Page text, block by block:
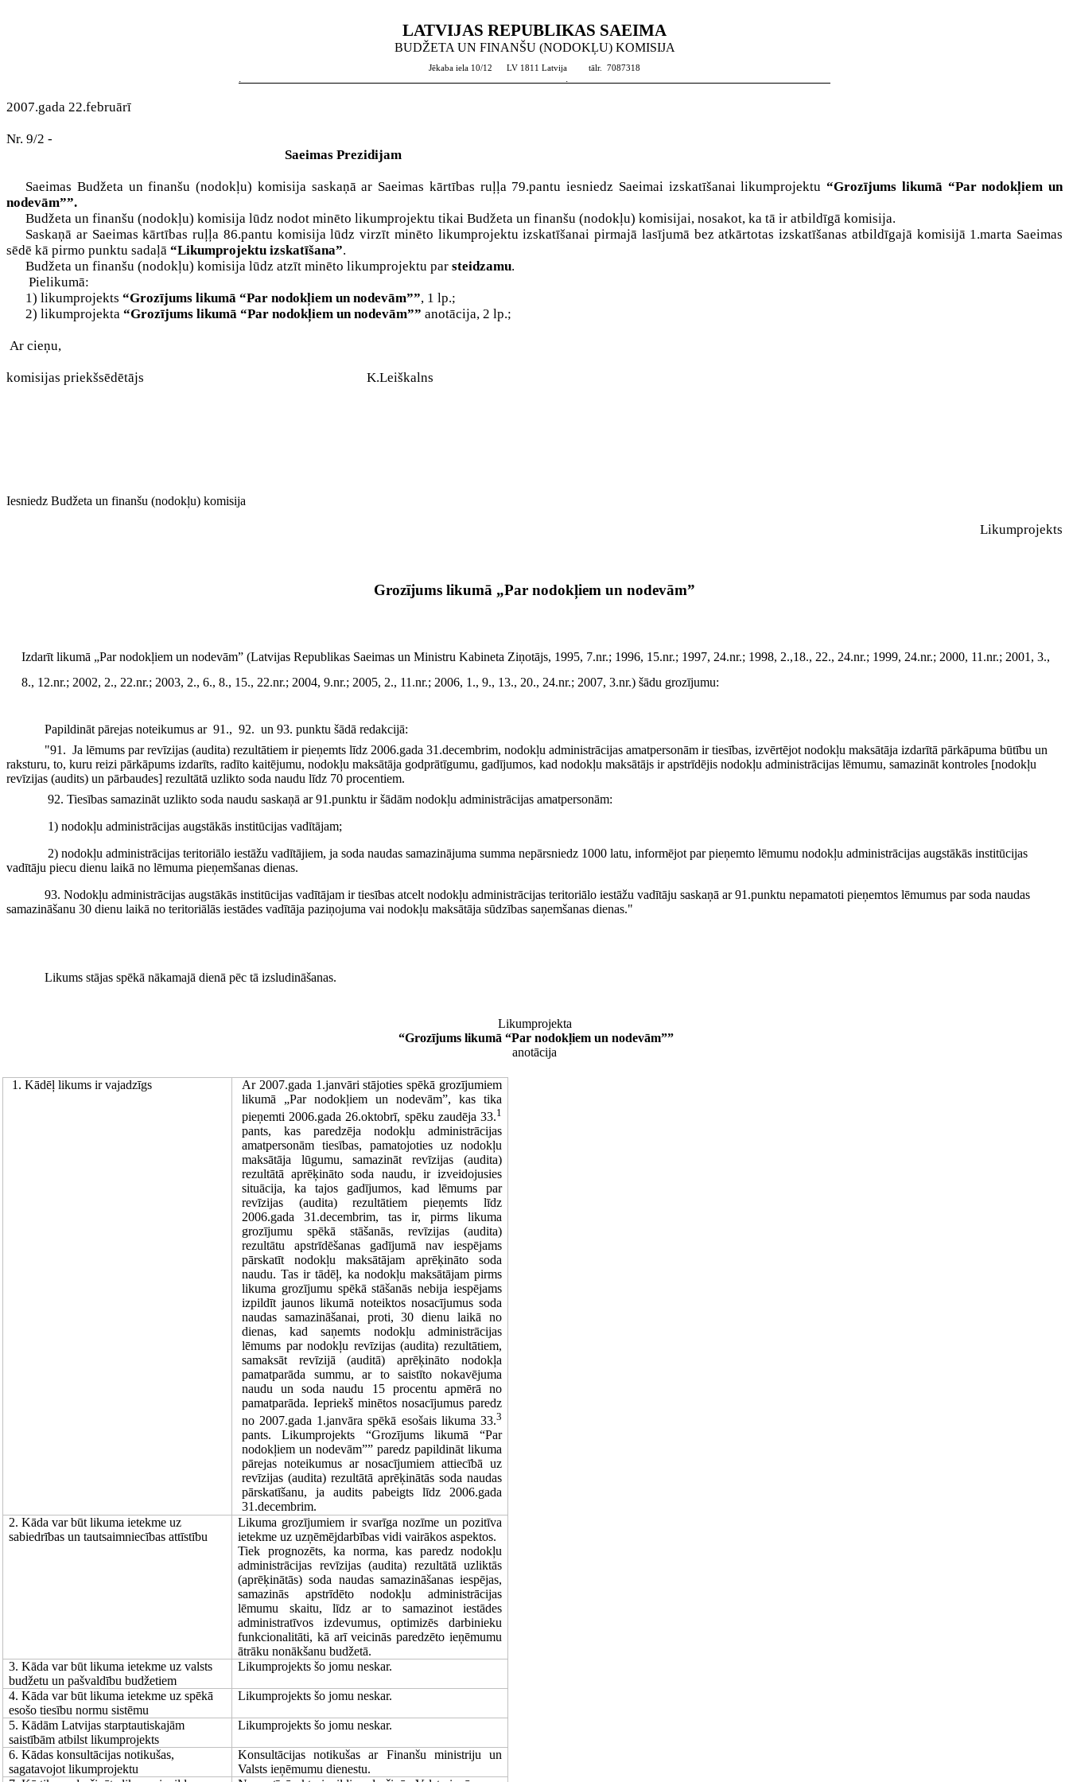
LATVIJAS REPUBLIKAS SAEIMA
BUDŽETA UN FINANŠU (NODOKĻU) KOMISIJA
Jēkaba iela 10/12 LV 1811 Latvija tālr. 7087318
. .
2007.gada 22.februārī
Nr. 9/2 -
Saeimas Prezidijam
Saeimas Budžeta un finanšu (nodokļu) komisija saskaņā ar Saeimas kārtības ruļļa 79.pantu iesniedz Saeimai izskatīšanai likumprojektu “Grozījums likumā “Par nodokļiem un
nodevām””.
Budžeta un finanšu (nodokļu) komisija lūdz nodot minēto likumprojektu tikai Budžeta un finanšu (nodokļu) komisijai, nosakot, ka tā ir atbildīgā komisija.
Saskaņā ar Saeimas kārtības ruļļa 86.pantu komisija lūdz virzīt minēto likumprojektu izskatīšanai pirmajā lasījumā bez atkārtotas izskatīšanas atbildīgajā komisijā 1.marta Saeimas
sēdē kā pirmo punktu sadaļā “Likumprojektu izskatīšana”.
Budžeta un finanšu (nodokļu) komisija lūdz atzīt minēto likumprojektu par steidzamu.
Pielikumā:
1) likumprojekts “Grozījums likumā “Par nodokļiem un nodevām””, 1 lp.;
2) likumprojekta “Grozījums likumā “Par nodokļiem un nodevām”” anotācija, 2 lp.;
Ar cieņu,
komisijas priekšsēdētājs K.Leiškalns
Iesniedz Budžeta un finanšu (nodokļu) komisija
Likumprojekts
Grozījums likumā „Par nodokļiem un nodevām”
Izdarīt likumā „Par nodokļiem un nodevām” (Latvijas Republikas Saeimas un Ministru Kabineta Ziņotājs, 1995, 7.nr.; 1996, 15.nr.; 1997, 24.nr.; 1998, 2.,18., 22., 24.nr.; 1999, 24.nr.; 2000, 11.nr.; 2001, 3.,
8., 12.nr.; 2002, 2., 22.nr.; 2003, 2., 6., 8., 15., 22.nr.; 2004, 9.nr.; 2005, 2., 11.nr.; 2006, 1., 9., 13., 20., 24.nr.; 2007, 3.nr.) šādu grozījumu:
Papildināt pārejas noteikumus ar 91., 92. un 93. punktu šādā redakcijā:
"91. Ja lēmums par revīzijas (audita) rezultātiem ir pieņemts līdz 2006.gada 31.decembrim, nodokļu administrācijas amatpersonām ir tiesības, izvērtējot nodokļu maksātāja izdarītā pārkāpuma būtību un
raksturu, to, kuru reizi pārkāpums izdarīts, radīto kaitējumu, nodokļu maksātāja godprātīgumu, gadījumos, kad nodokļu maksātājs ir apstrīdējis nodokļu administrācijas lēmumu, samazināt kontroles [nodokļu
revīzijas (audits) un pārbaudes] rezultātā uzlikto soda naudu līdz 70 procentiem.
92. Tiesības samazināt uzlikto soda naudu saskaņā ar 91.punktu ir šādām nodokļu administrācijas amatpersonām:
1) nodokļu administrācijas augstākās institūcijas vadītājam;
2) nodokļu administrācijas teritoriālo iestāžu vadītājiem, ja soda naudas samazinājuma summa nepārsniedz 1000 latu, informējot par pieņemto lēmumu nodokļu administrācijas augstākās institūcijas
vadītāju piecu dienu laikā no lēmuma pieņemšanas dienas.
93. Nodokļu administrācijas augstākās institūcijas vadītājam ir tiesības atcelt nodokļu administrācijas teritoriālo iestāžu vadītāju saskaņā ar 91.punktu nepamatoti pieņemtos lēmumus par soda naudas
samazināšanu 30 dienu laikā no teritoriālās iestādes vadītāja paziņojuma vai nodokļu maksātāja sūdzības saņemšanas dienas."
Likums stājas spēkā nākamajā dienā pēc tā izsludināšanas.
Likumprojekta
“Grozījums likumā “Par nodokļiem un nodevām””
anotācija
1. Kādēļ likums ir vajadzīgs
Ar 2007.gada 1.janvāri stājoties spēkā grozījumiem
likumā „Par nodokļiem un nodevām”, kas tika
pieņemti 2006.gada 26.oktobrī, spēku zaudēja 33.1
pants, kas paredzēja nodokļu administrācijas
amatpersonām tiesības, pamatojoties uz nodokļu
maksātāja lūgumu, samazināt revīzijas (audita)
rezultātā aprēķināto soda naudu, ir izveidojusies
situācija, ka tajos gadījumos, kad lēmums par
revīzijas (audita) rezultātiem pieņemts līdz
2006.gada 31.decembrim, tas ir, pirms likuma
grozījumu spēkā stāšanās, revīzijas (audita)
rezultātu apstrīdēšanas gadījumā nav iespējams
pārskatīt nodokļu maksātājam aprēķināto soda
naudu. Tas ir tādēļ, ka nodokļu maksātājam pirms
likuma grozījumu spēkā stāšanās nebija iespējams
izpildīt jaunos likumā noteiktos nosacījumus soda
naudas samazināšanai, proti, 30 dienu laikā no
dienas, kad saņemts nodokļu administrācijas
lēmums par nodokļu revīzijas (audita) rezultātiem,
samaksāt revīzijā (auditā) aprēķināto nodokļa
pamatparāda summu, ar to saistīto nokavējuma
naudu un soda naudu 15 procentu apmērā no
pamatparāda. Iepriekš minētos nosacījumus paredz
no 2007.gada 1.janvāra spēkā esošais likuma 33.3
pants. Likumprojekts “Grozījums likumā “Par
nodokļiem un nodevām”” paredz papildināt likuma
pārejas noteikumus ar nosacījumiem attiecībā uz
revīzijas (audita) rezultātā aprēķinātās soda naudas
pārskatīšanu, ja audits pabeigts līdz 2006.gada
31.decembrim.
2. Kāda var būt likuma ietekme uz
sabiedrības un tautsaimniecības attīstību
Likuma grozījumiem ir svarīga nozīme un pozitīva
ietekme uz uzņēmējdarbības vidi vairākos aspektos.
Tiek prognozēts, ka norma, kas paredz nodokļu
administrācijas revīzijas (audita) rezultātā uzliktās
(aprēķinātās) soda naudas samazināšanas iespējas,
samazinās apstrīdēto nodokļu administrācijas
lēmumu skaitu, līdz ar to samazinot iestādes
administratīvos izdevumus, optimizēs darbinieku
funkcionalitāti, kā arī veicinās paredzēto ieņēmumu
ātrāku nonākšanu budžetā.
3. Kāda var būt likuma ietekme uz valsts
budžetu un pašvaldību budžetiem
Likumprojekts šo jomu neskar.
4. Kāda var būt likuma ietekme uz spēkā
esošo tiesību normu sistēmu
Likumprojekts šo jomu neskar.
5. Kādām Latvijas starptautiskajām
saistībām atbilst likumprojekts
Likumprojekts šo jomu neskar.
6. Kādas konsultācijas notikušas,
sagatavojot likumprojektu
Konsultācijas notikušas ar Finanšu ministriju un
Valsts ieņēmumu dienestu.